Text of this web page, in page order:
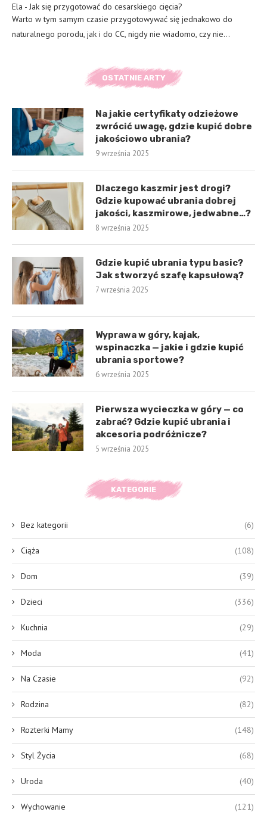
Ela - Jak się przygotować do cesarskiego cięcia?
Warto w tym samym czasie przygotowywać się jednakowo do
naturalnego porodu, jak i do CC, nigdy nie wiadomo, czy nie…
OSTATNIE ARTY
Na jakie certyfikaty odzieżowe
zwrócić uwagę, gdzie kupić dobre
jakościowo ubrania?
9 września 2025
Dlaczego kaszmir jest drogi?
Gdzie kupować ubrania dobrej
jakości, kaszmirowe, jedwabne…?
8 września 2025
Gdzie kupić ubrania typu basic?
Jak stworzyć szafę kapsułową?
7 września 2025
Wyprawa w góry, kajak,
wspinaczka — jakie i gdzie kupić
ubrania sportowe?
6 września 2025
Pierwsza wycieczka w góry — co
zabrać? Gdzie kupić ubrania i
akcesoria podróżnicze?
5 września 2025
KATEGORIE
Bez kategorii (6)
Ciąża (108)
Dom (39)
Dzieci (336)
Kuchnia (29)
Moda (41)
Na Czasie (92)
Rodzina (82)
Rozterki Mamy (148)
Styl Życia (68)
Uroda (40)
Wychowanie (121)